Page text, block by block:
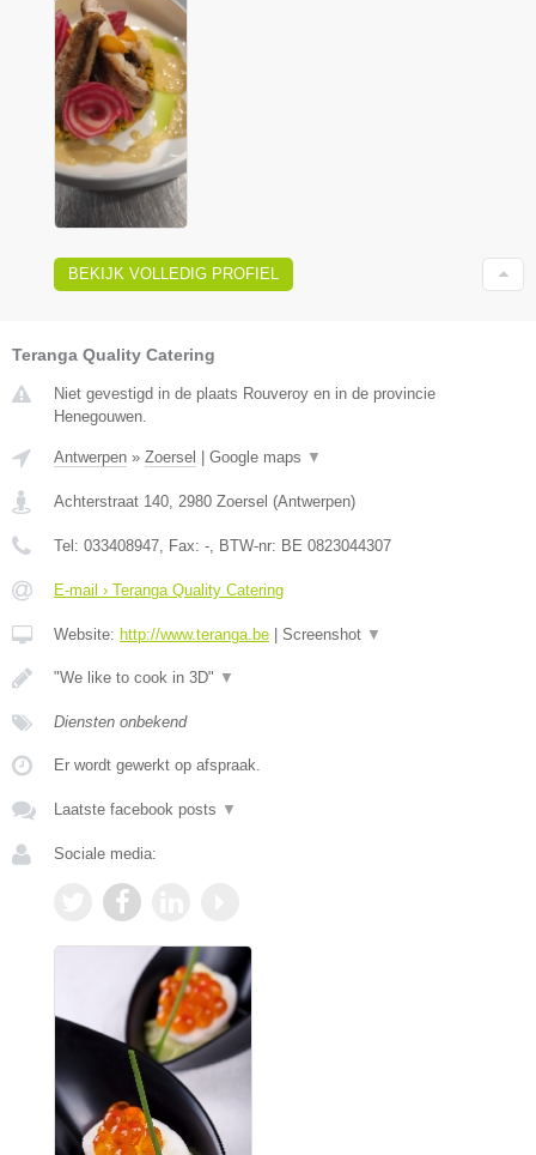
BEKIJK VOLLEDIG PROFIEL
Teranga Quality Catering
Niet gevestigd in de plaats Rouveroy en in de provincie
Henegouwen.
Antwerpen » Zoersel | Google maps ▼
Achterstraat 140 2980 Zoersel (Antwerpen)
Tel: 033408947 , Fax: - , BTW-nr: BE 0823044307
E-mail › Teranga Quality Catering
Website: http://www.teranga.be | Screenshot ▼
"We like to cook in 3D" ▼
Diensten onbekend
Er wordt gewerkt op afspraak.
Laatste facebook posts ▼
Sociale media: